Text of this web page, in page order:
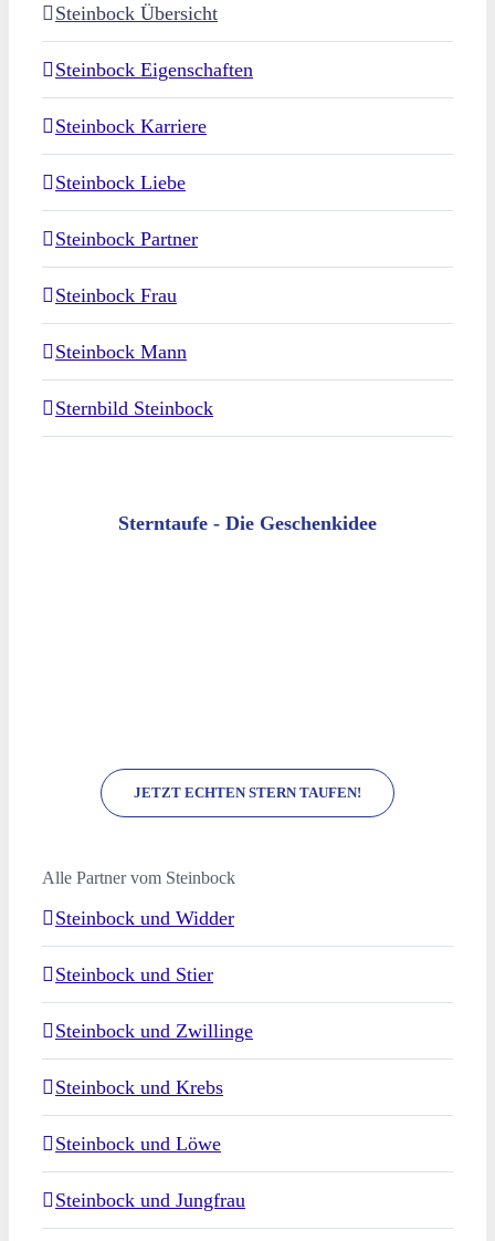
Steinbock Übersicht
Steinbock Eigenschaften
Steinbock Karriere
Steinbock Liebe
Steinbock Partner
Steinbock Frau
Steinbock Mann
Sternbild Steinbock
Sterntaufe - Die Geschenkidee
JETZT ECHTEN STERN TAUFEN!
Alle Partner vom Steinbock
Steinbock und Widder
Steinbock und Stier
Steinbock und Zwillinge
Steinbock und Krebs
Steinbock und Löwe
Steinbock und Jungfrau